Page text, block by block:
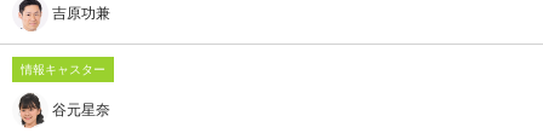
吉原功兼
情報キャスター
谷元星奈